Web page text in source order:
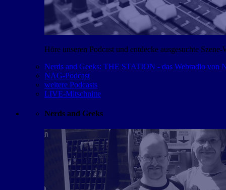
Höre unseren Podcast und entdecke ausgesuchte Szene-
Nerds and Geeks: THE STATION - das Webradio von
NAG-Podcast
weitere Podcasts
LIVE-Mitschnitte
Nerds and Geeks